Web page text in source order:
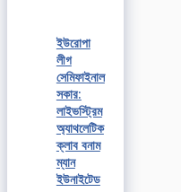
ইউরোপা
লীগ
সেমিফাইনাল
সকার:
লাইভস্ট্রিম
অ্যাথলেটিক
ক্লাব বনাম
ম্যান
ইউনাইটেড